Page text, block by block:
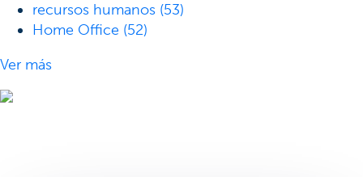
recursos humanos (53)
Home Office (52)
Ver más